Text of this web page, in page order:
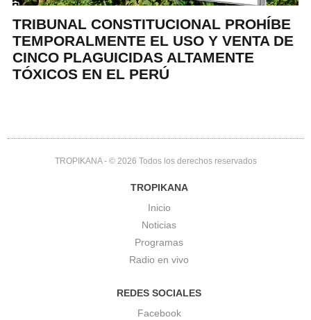
TRIBUNAL CONSTITUCIONAL PROHÍBE
TEMPORALMENTE EL USO Y VENTA DE
CINCO PLAGUICIDAS ALTAMENTE
TÓXICOS EN EL PERÚ
TROPIKANA- © 2026 Todos los derechos reservados
TROPIKANA
Inicio
Noticias
Programas
Radio en vivo
REDES SOCIALES
Facebook